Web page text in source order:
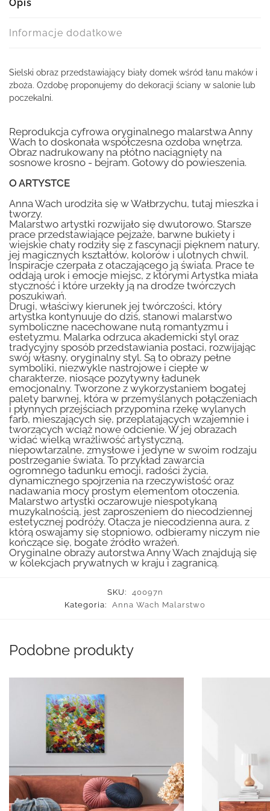
Opis
Informacje dodatkowe
Sielski obraz przedstawiający biały domek wśród łanu maków i
zboża. Ozdobę proponujemy do dekoracji ściany w salonie lub
poczekalni.
Reprodukcja cyfrowa oryginalnego malarstwa Anny
Wach to doskonała współczesna ozdoba wnętrza.
Obraz nadrukowany na płótno naciągnięty na
sosnowe krosno - bejram. Gotowy do powieszenia.
O ARTYSTCE
Anna Wach urodziła się w Wałbrzychu, tutaj mieszka i
tworzy.
Malarstwo artystki rozwijało się dwutorowo. Starsze
prace przedstawiające pejzaże, barwne bukiety i
wiejskie chaty rodziły się z fascynacji pięknem natury,
jej magicznych kształtów, kolorów i ulotnych chwil.
Inspiracje czerpała z otaczającego ją świata. Prace te
oddają urok i emocje miejsc, z którymi Artystka miała
styczność i które urzekły ją na drodze twórczych
poszukiwań.
Drugi, właściwy kierunek jej twórczości, który
artystka kontynuuje do dziś, stanowi malarstwo
symboliczne nacechowane nutą romantyzmu i
estetyzmu. Malarka odrzuca akademicki styl oraz
tradycyjny sposób przedstawiania postaci, rozwijając
swój własny, oryginalny styl. Są to obrazy pełne
symboliki, niezwykle nastrojowe i ciepłe w
charakterze, niosące pozytywny ładunek
emocjonalny. Tworzone z wykorzystaniem bogatej
palety barwnej, która w przemyślanych połączeniach
i płynnych przejściach przypomina rzekę wylanych
farb, mieszających się, przeplatających wzajemnie i
tworzących wciąż nowe odcienie. W jej obrazach
widać wielką wrażliwość artystyczną,
niepowtarzalne, zmysłowe i jedyne w swoim rodzaju
postrzeganie świata. To przykład zawarcia
ogromnego ładunku emocji, radości życia,
dynamicznego spojrzenia na rzeczywistość oraz
nadawania mocy prostym elementom otoczenia.
Malarstwo artystki oczarowuje niespotykaną
muzykalnością, jest zaproszeniem do niecodziennej
estetycznej podróży. Otacza je niecodzienna aura, z
którą oswajamy się stopniowo, odbieramy niczym nie
kończące się, bogate źródło wrażeń.
Oryginalne obrazy autorstwa Anny Wach znajdują się
w kolekcjach prywatnych w kraju i zagranicą.
SKU:
40097n
Kategoria:
Anna Wach Malarstwo
Podobne produkty